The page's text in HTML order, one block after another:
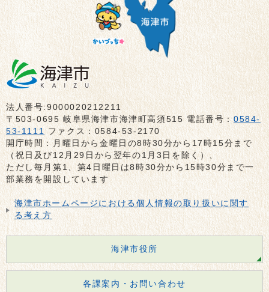
法人番号:9000020212211
〒503-0695 岐阜県海津市海津町高須515 電話番号：0584-
53-1111 ファクス：0584-53-2170
開庁時間：月曜日から金曜日の8時30分から17時15分まで
（祝日及び12月29日から翌年の1月3日を除く）、
ただし毎月第1、第4日曜日は8時30分から15時30分まで一
部業務を開設しています
海津市ホームページにおける個人情報の取り扱いに関す
る考え方
海津市役所
各課案内・お問い合わせ